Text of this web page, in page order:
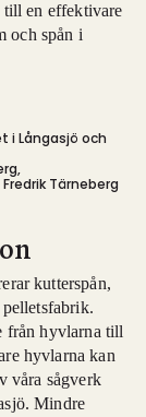
till en effektivare
och spån i
i Långasjö och
Fredrik Tärneberg
kutterspån,
från hyvlarna till
hyvlarna kan
våra sågverk
Mindre